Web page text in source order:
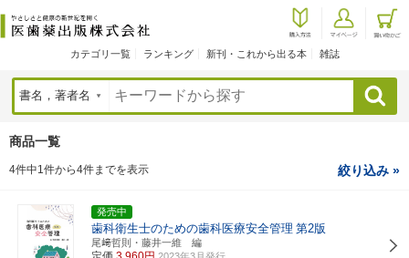
カテゴリ一覧 ランキング 新刊・これから出る本 雑誌
検索
商品一覧
4件中1件から4件までを表示 絞り込み »
発売中
歯科衛生士のための歯科医療安全管理 第2版
尾﨑哲則・藤井一維 編